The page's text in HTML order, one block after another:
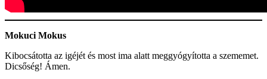
Mokuci Mokus
Kibocsátotta az igéjét és most ima alatt meggyógyította a szememet.
Dicsőség! Ámen.